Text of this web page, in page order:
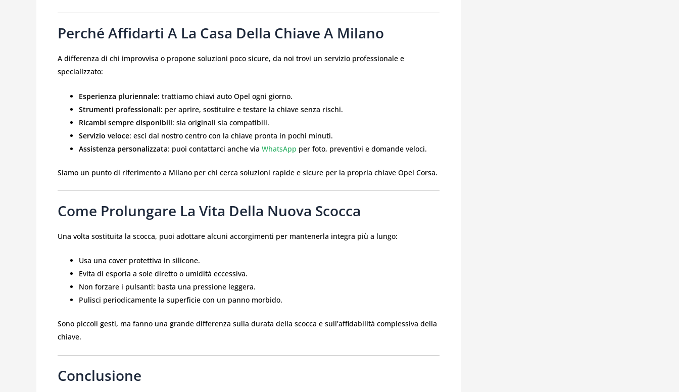
Perché Affidarti A La Casa Della Chiave A Milano
A differenza di chi improvvisa o propone soluzioni poco sicure, da noi trovi un servizio professionale e
specializzato:
Esperienza pluriennale: trattiamo chiavi auto Opel ogni giorno.
Strumenti professionali: per aprire, sostituire e testare la chiave senza rischi.
Ricambi sempre disponibili: sia originali sia compatibili.
Servizio veloce: esci dal nostro centro con la chiave pronta in pochi minuti.
Assistenza personalizzata: puoi contattarci anche via WhatsApp per foto, preventivi e domande veloci.
Siamo un punto di riferimento a Milano per chi cerca soluzioni rapide e sicure per la propria chiave Opel Corsa.
Come Prolungare La Vita Della Nuova Scocca
Una volta sostituita la scocca, puoi adottare alcuni accorgimenti per mantenerla integra più a lungo:
Usa una cover protettiva in silicone.
Evita di esporla a sole diretto o umidità eccessiva.
Non forzare i pulsanti: basta una pressione leggera.
Pulisci periodicamente la superficie con un panno morbido.
Sono piccoli gesti, ma fanno una grande differenza sulla durata della scocca e sull’affidabilità complessiva della
chiave.
Conclusione